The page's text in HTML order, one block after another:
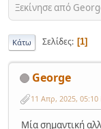
Ξεκίνησε από
Κάτω Σελίδες 1
George
11 Απρ, 2025,
Μία σημαντική